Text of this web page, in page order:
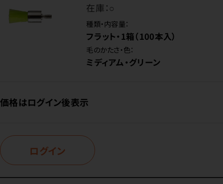
在庫：○
種類・内容量：
フラット・1箱（100本入）
毛のかたさ・色：
ミディアム・グリーン
価格はログイン後表示
ログイン